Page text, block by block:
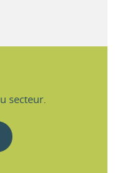
secteur.